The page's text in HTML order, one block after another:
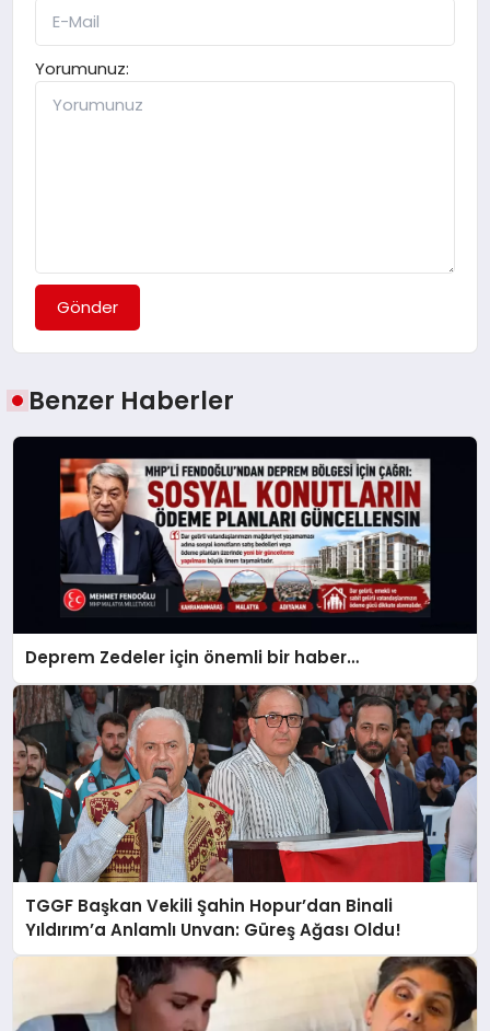
Yorumunuz:
Gönder
Benzer Haberler
Deprem Zedeler için önemli bir haber…
TGGF Başkan Vekili Şahin Hopur’dan Binali
Yıldırım’a Anlamlı Unvan: Güreş Ağası Oldu!